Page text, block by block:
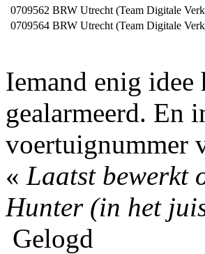
0709562 BRW Utrecht (Team Digitale
0709564 BRW Utrecht (Team Digitale
Iemand enig
gealarmeerd. En
voertuignummer
« Laatst bewerkt
Hunter (in het
Gelogd